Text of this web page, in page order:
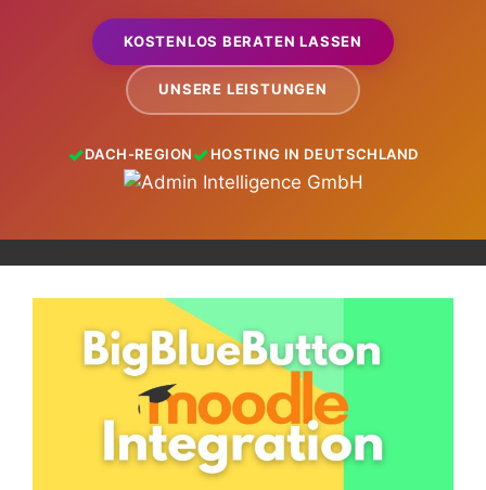
KOSTENLOS BERATEN LASSEN
UNSERE LEISTUNGEN
DACH-REGION HOSTING IN DEUTSCHLAND